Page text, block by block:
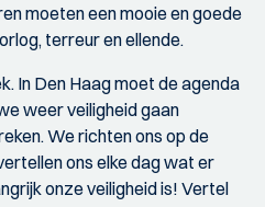
moeten een mooie en goede
terreur en ellende.
In Den Haag moet de agenda
weer veiligheid gaan
We richten ons op de
ons elke dag wat er
onze veiligheid is! Vertel